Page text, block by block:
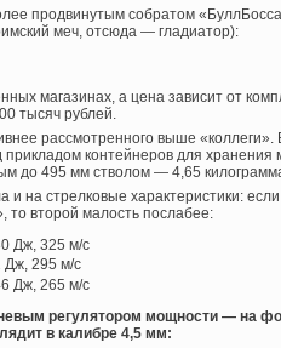
продвинутым собратом
меч, отсюда — гладиатор):
магазинах, а цена зависит от
тысяч рублей.
рассмотренного выше «коллеги».
контейнеров для хранения
до 495 мм стволом — 4,65
и на стрелковые характеристики:
то второй малость послабее:
Дж, 325 м/с
Дж, 295 м/с
Дж, 265 м/с
регулятором мощности — на
в калибре 4,5 мм: